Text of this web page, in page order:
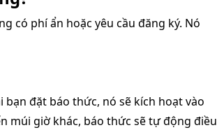
có phí ẩn hoặc yêu cầu đăng ký. Nó
đặt báo thức, nó sẽ kích hoạt vào
múi giờ khác, báo thức sẽ tự động điều